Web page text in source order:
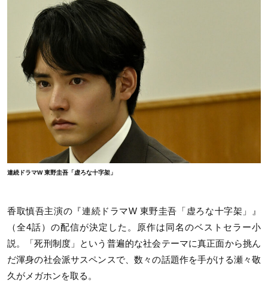
連続ドラマW 東野圭吾「虚ろな十字架」
香取慎吾主演の『連続ドラマW 東野圭吾「虚ろな十字架」』
（全4話）の配信が決定した。原作は同名のベストセラー小
説。「死刑制度」という普遍的な社会テーマに真正面から挑ん
だ渾身の社会派サスペンスで、数々の話題作を手がける瀬々敬
久がメガホンを取る。